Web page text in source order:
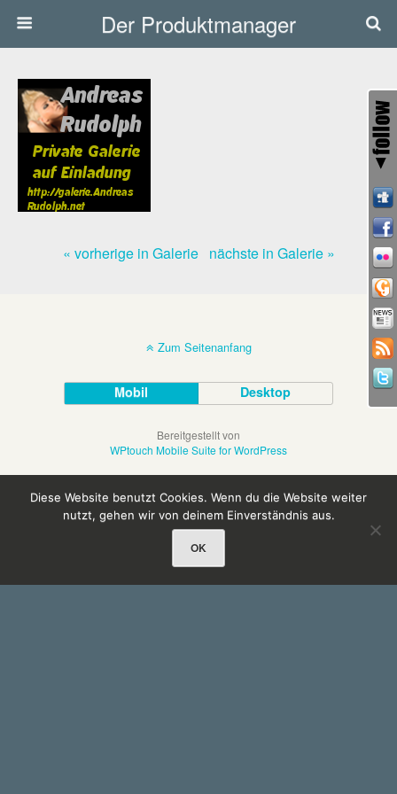
Der Produktmanager
« vorherige in Galerie nächste in Galerie »
Zum Seitenanfang
Mobil Desktop
Bereitgestellt von
WPtouch Mobile Suite for WordPress
Diese Website benutzt Cookies. Wenn du die Website weiter
nutzt, gehen wir von deinem Einverständnis aus.
OK